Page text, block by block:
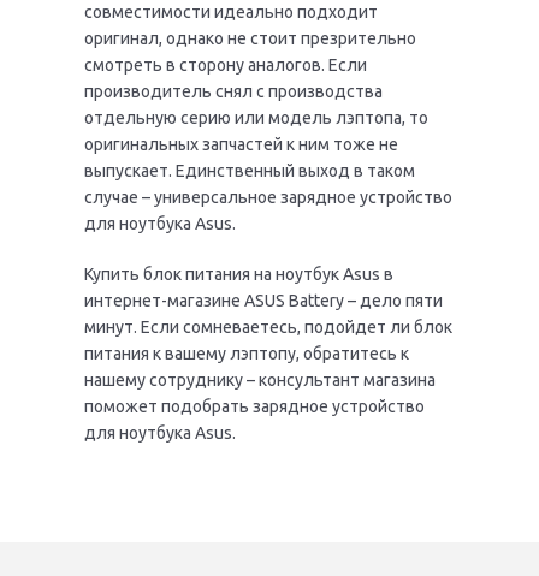
совместимости идеально подходит
оригинал, однако не стоит презрительно
смотреть в сторону аналогов. Если
производитель снял с производства
отдельную серию или модель лэптопа, то
оригинальных запчастей к ним тоже не
выпускает. Единственный выход в таком
случае – универсальное зарядное устройство
для ноутбука Asus.
Купить блок питания на ноутбук Asus в
интернет-магазине ASUS Battery – дело пяти
минут. Если сомневаетесь, подойдет ли блок
питания к вашему лэптопу, обратитесь к
нашему сотруднику – консультант магазина
поможет подобрать зарядное устройство
для ноутбука Asus.